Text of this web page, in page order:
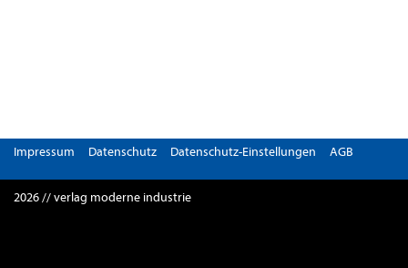
Impressum Datenschutz Datenschutz-Einstellungen AGB
2026 // verlag moderne industrie